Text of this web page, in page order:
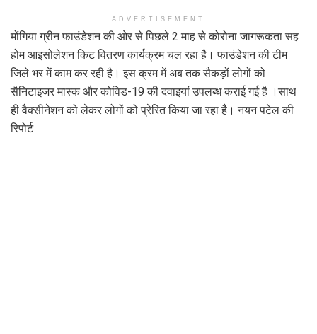
ADVERTISEMENT
मोंगिया ग्रीन फाउंडेशन की ओर से पिछले 2 माह से कोरोना जागरूकता सह
होम आइसोलेशन किट वितरण कार्यक्रम चल रहा है। फाउंडेशन की टीम
जिले भर में काम कर रही है। इस क्रम में अब तक सैकड़ों लोगों को
सैनिटाइजर मास्क और कोविड-19 की दवाइयां उपलब्ध कराई गई है ।साथ
ही वैक्सीनेशन को लेकर लोगों को प्रेरित किया जा रहा है। नयन पटेल की
रिपोर्ट